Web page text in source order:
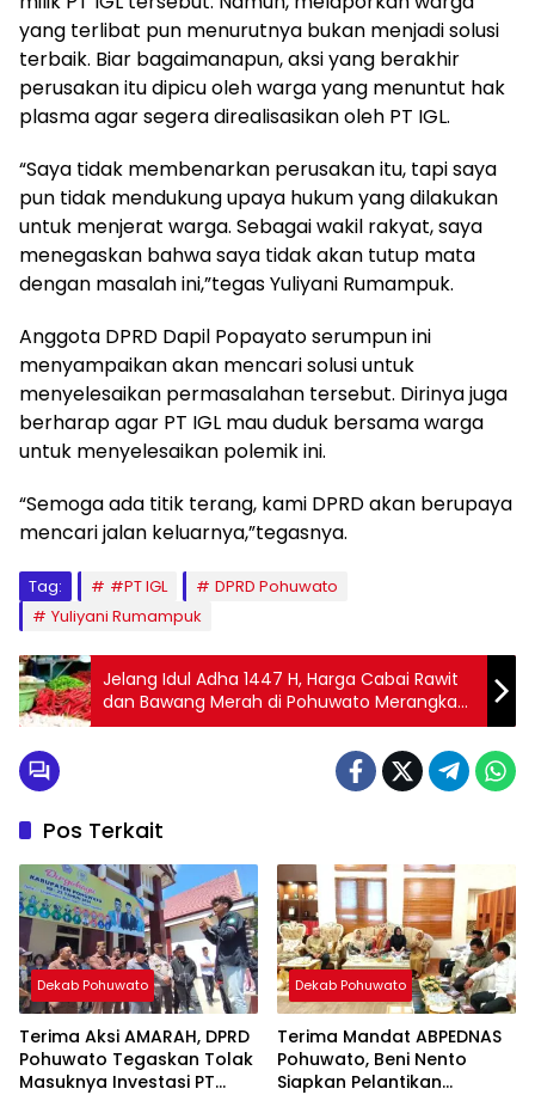
yang terlibat pun menurutnya bukan menjadi solusi
terbaik. Biar bagaimanapun, aksi yang berakhir
perusakan itu dipicu oleh warga yang menuntut hak
plasma agar segera direalisasikan oleh PT IGL.
“Saya tidak membenarkan perusakan itu, tapi saya
pun tidak mendukung upaya hukum yang dilakukan
untuk menjerat warga. Sebagai wakil rakyat, saya
menegaskan bahwa saya tidak akan tutup mata
dengan masalah ini,”tegas Yuliyani Rumampuk.
Anggota DPRD Dapil Popayato serumpun ini
menyampaikan akan mencari solusi untuk
menyelesaikan permasalahan tersebut. Dirinya juga
berharap agar PT IGL mau duduk bersama warga
untuk menyelesaikan polemik ini.
“Semoga ada titik terang, kami DPRD akan berupaya
mencari jalan keluarnya,”tegasnya.
Tag: #PT IGL
DPRD Pohuwato
Yuliyani Rumampuk
Jelang Idul Adha 1447 H, Harga Cabai Rawit
dan Bawang Merah di Pohuwato Merangkak
Naik
Pos Terkait
Dekab Pohuwato
Terima Aksi AMARAH, DPRD
Pohuwato Tegaskan Tolak
Masuknya Investasi PT
Dekab Pohuwato
Terima Mandat ABPEDNAS
Pohuwato, Beni Nento
Siapkan Pelantikan